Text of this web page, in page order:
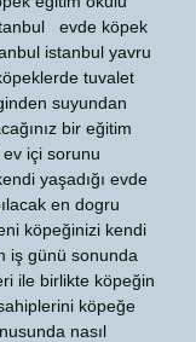
evde köpek
istanbul yavru
tuvalet
suyundan
bir eğitim
içi sorunu
yaşadığı evde
en dogru
köpeğinizi kendi
iş günü sonunda
ile birlikte köpeğin
köpeğe
nasıl